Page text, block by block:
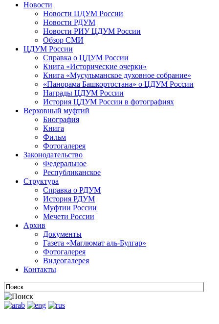
Новости
Новости ЦДУМ России
Новости РДУМ
Новости РИУ ЦДУМ России
Обзор СМИ
ЦДУМ России
Справка о ЦДУМ России
Книга «Исторические очерки»
Книга «Мусульманское духовное собрание»
«Панорама Башкортостана» о ЦДУМ России
Награды ЦДУМ России
История ЦДУМ России в фотографиях
Верховный муфтий
Биография
Книга
Фильм
Фотогалерея
Законодательство
Федеральное
Республиканское
Структура
Справка о РДУМ
История РДУМ
Муфтии России
Мечети России
Архив
Документы
Газета «Маглюмат аль-Булгар»
Фотогалерея
Видеогалерея
Контакты